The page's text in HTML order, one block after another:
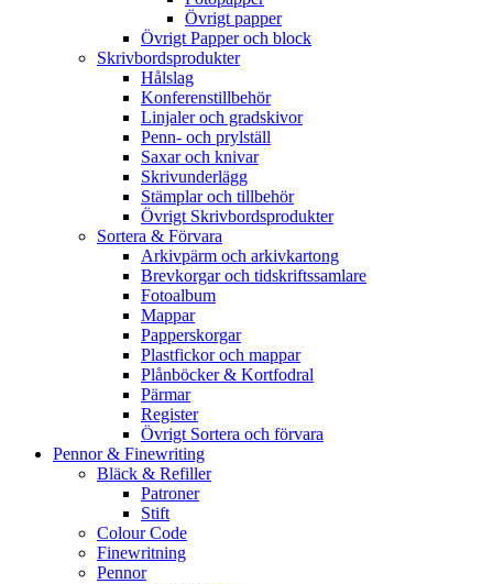
Övrigt papper
Övrigt Papper och block
Skrivbordsprodukter
Hålslag
Konferenstillbehör
Linjaler och gradskivor
Penn- och prylställ
Saxar och knivar
Skrivunderlägg
Stämplar och tillbehör
Övrigt Skrivbordsprodukter
Sortera & Förvara
Arkivpärm och arkivkartong
Brevkorgar och tidskriftssamlare
Fotoalbum
Mappar
Papperskorgar
Plastfickor och mappar
Plånböcker & Kortfodral
Pärmar
Register
Övrigt Sortera och förvara
Pennor & Finewriting
Bläck & Refiller
Patroner
Stift
Colour Code
Finewritning
Pennor